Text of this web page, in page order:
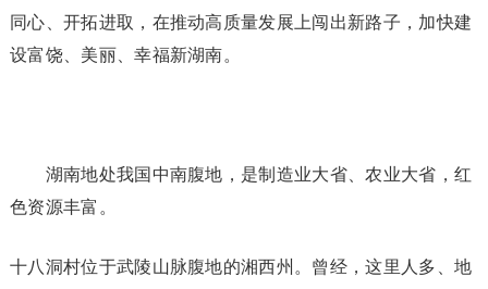
同心、开拓进取，在推动高质量发展上闯出新路子，加快建
设富饶、美丽、幸福新湖南。
湖南地处我国中南腹地，是制造业大省、农业大省，红
色资源丰富。
十八洞村位于武陵山脉腹地的湘西州。曾经，这里人多、地